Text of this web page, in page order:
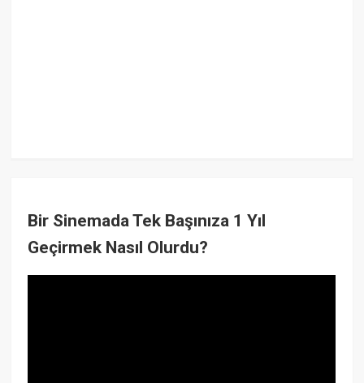
Bir Sinemada Tek Başınıza 1 Yıl
Geçirmek Nasıl Olurdu?